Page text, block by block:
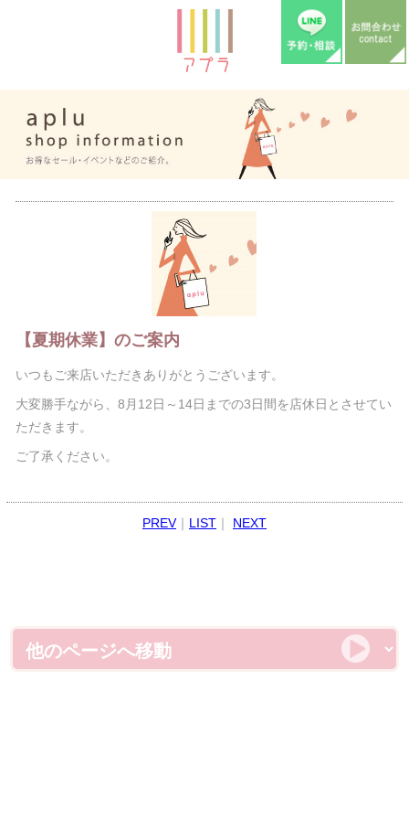
【夏期休業】のご案内
いつもご来店いただきありがとうございます。
大変勝手ながら、8月12日～14日までの3日間を店休日とさせてい
ただきます。
ご了承ください。
PREV｜ LIST｜ NEXT